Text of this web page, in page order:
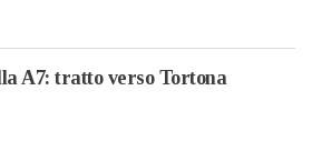
A7: tratto verso Tortona